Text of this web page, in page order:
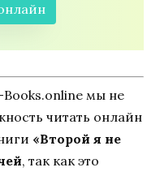
мы не
читать онлайн
«Второй я не
, так как это